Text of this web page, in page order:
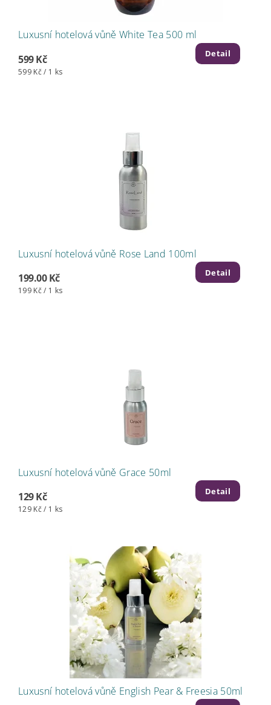
Luxusní hotelová vůně White Tea 500 ml
599 Kč
599 Kč / 1 ks
Detail
Luxusní hotelová vůně Rose Land 100ml
199.00 Kč
199 Kč / 1 ks
Detail
Luxusní hotelová vůně Grace 50ml
129 Kč
129 Kč / 1 ks
Detail
Luxusní hotelová vůně English Pear & Freesia 50ml